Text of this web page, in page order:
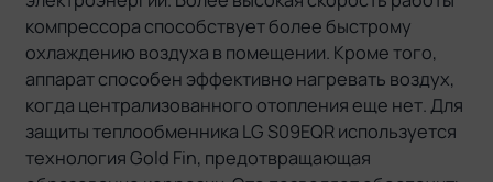
компрессора способствует более быстрому
охлаждению воздуха в помещении. Кроме того,
аппарат способен эффективно нагревать воздух,
когда централизованного отопления еще нет. Для
защиты теплообменника LG S09EQR используется
технология Gold Fin, предотвращающая